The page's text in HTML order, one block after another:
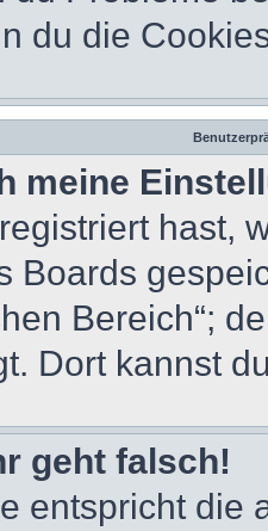
du die
meine
hast,
Boards
Bereich“;
Dort kannst
geht falsch!
entspricht die